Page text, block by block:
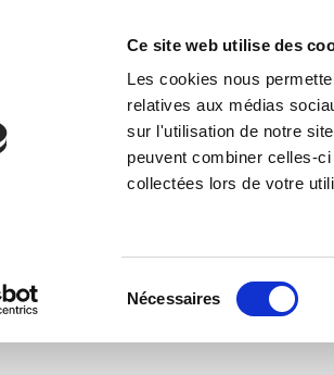
Ce site web utilise des
Les cookies nous
relatives aux médias
sur l'utilisation de notre
peuvent combiner celles-
collectées lors de votre
Nécessaires